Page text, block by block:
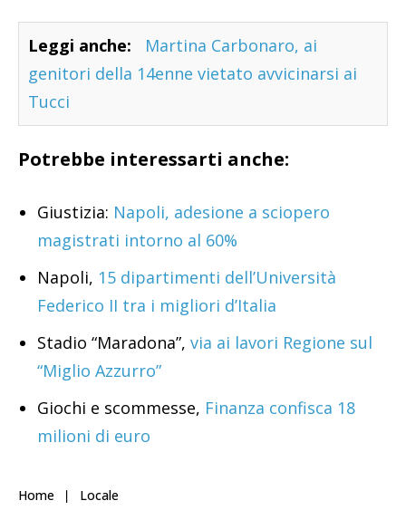
Leggi anche:
Martina Carbonaro, ai
genitori della 14enne vietato avvicinarsi ai
Tucci
Potrebbe interessarti anche:
Giustizia: Napoli, adesione a sciopero
magistrati intorno al 60%
Napoli, 15 dipartimenti dell’Università
Federico II tra i migliori d’Italia
Stadio “Maradona”, via ai lavori Regione sul
“Miglio Azzurro”
Giochi e scommesse, Finanza confisca 18
milioni di euro
Home Locale